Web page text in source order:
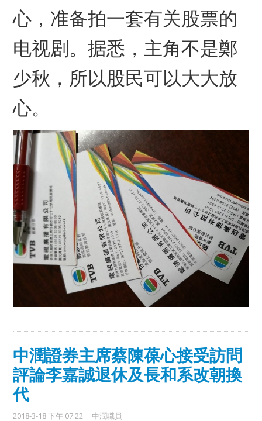
心，准备拍一套有关股票的
电视剧。​据悉，主角不是鄭
少秋，所以股民可以大大放​
心。
中潤證券主席蔡陳葆心接受訪問
評論李嘉誠退休及長和系改朝換
代
2018-3-18 下午 07:22 中潤職員